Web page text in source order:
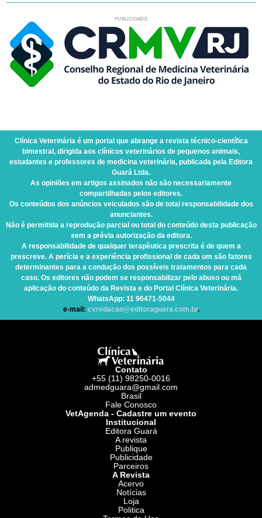
PUBLICIDADE
Clínica Veterinária é um portal que abrange a revista técnico-científica
bimestral, dirigida aos clínicos veterinários de pequenos animais,
estudantes e professores de medicina veterinária, publicada pela Editora
Guará Ltda.
As opiniões em artigos assinados não são necessariamente
compartilhadas pelos editores.
Os conteúdos dos anúncios veiculados são de total responsabilidade dos
anunciantes.
Não é permitida a reprodução parcial ou total do conteúdo desta publicação
sem a prévia autorização da editora.
A responsabilidade de qualquer terapêutica prescrita é de quem a
prescreve. A perícia e a experiência profissional de cada um são fatores
determinantes para a condução dos possíveis tratamentos para cada
caso. Os editores não podem se responsabilizar pelo abuso ou má
aplicação do conteúdo da Revista e do Portal Clínica Veterinária.
WhatsApp: 11 96471-5044
e-mail: cvredacao@editoraguara.com.br.
Contato
+55 (11) 98250-0016
admedguara@gmail.com
Brasil
Fale Conosco
VetAgenda - Cadastre um evento
Institucional
Editora Guará
A revista
Publique
Publicidade
Parceiros
A Revista
Acervo
Notícias
Loja
Politica